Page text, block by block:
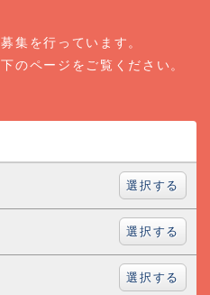
集を行っています。
のページをご覧ください。
選択する
選択する
選択する